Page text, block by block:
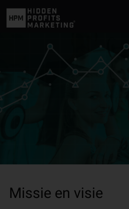
Missie en visie